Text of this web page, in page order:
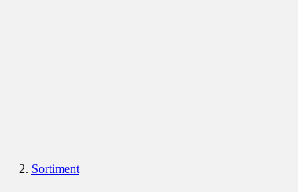
Sortiment